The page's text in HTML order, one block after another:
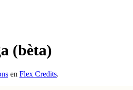
(bèta)
en Flex Credits.